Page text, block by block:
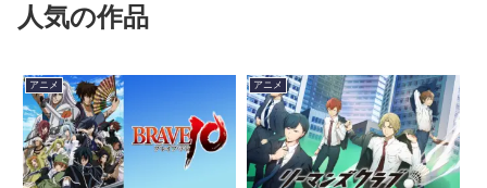
人気の作品
アニメ アニメ